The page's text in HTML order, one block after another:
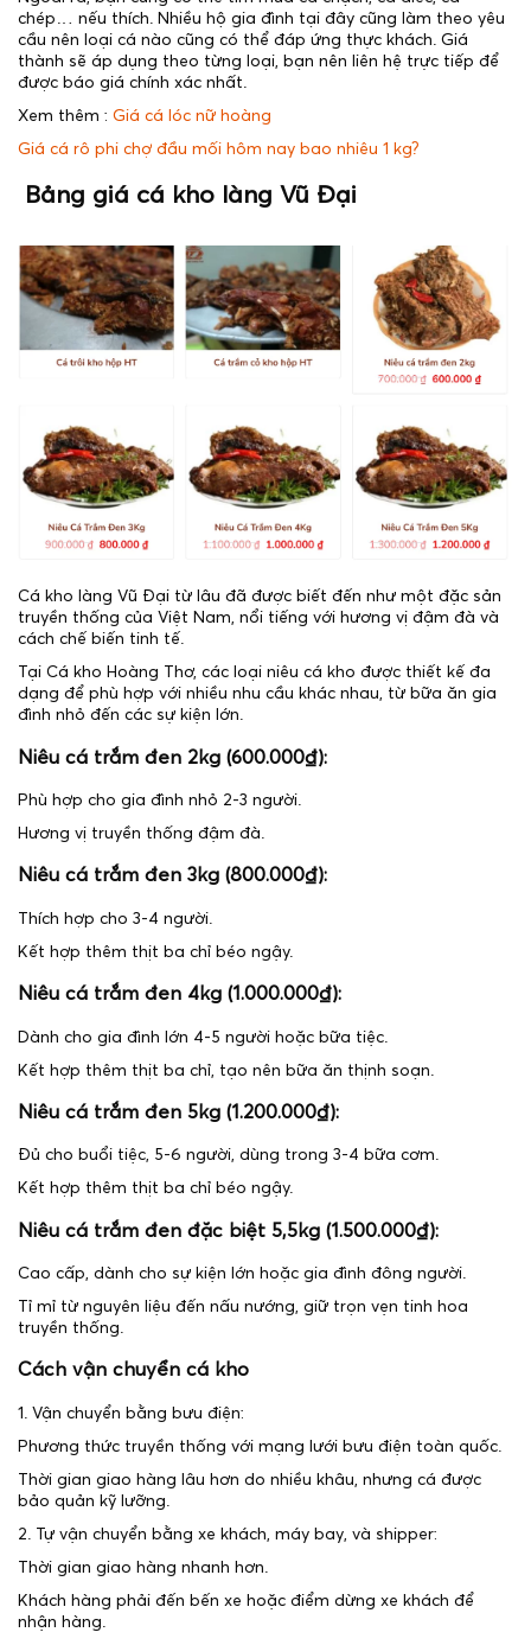
chép… nếu thích. Nhiều hộ gia đình tại đây cũng làm theo yêu
cầu nên loại cá nào cũng có thể đáp ứng thực khách. Giá
thành sẽ áp dụng theo từng loại, bạn nên liên hệ trực tiếp để
được báo giá chính xác nhất.
Xem thêm : Giá cá lóc nữ hoàng
Giá cá rô phi chợ đầu mối hôm nay bao nhiêu 1 kg?
Bảng giá cá kho làng Vũ Đại
Cá kho làng Vũ Đại từ lâu đã được biết đến như một đặc sản
truyền thống của Việt Nam, nổi tiếng với hương vị đậm đà và
cách chế biến tinh tế.
Tại Cá kho Hoàng Thơ, các loại niêu cá kho được thiết kế đa
dạng để phù hợp với nhiều nhu cầu khác nhau, từ bữa ăn gia
đình nhỏ đến các sự kiện lớn.
Niêu cá trắm đen 2kg (600.000₫):
Phù hợp cho gia đình nhỏ 2-3 người.
Hương vị truyền thống đậm đà.
Niêu cá trắm đen 3kg (800.000₫):
Thích hợp cho 3-4 người.
Kết hợp thêm thịt ba chỉ béo ngậy.
Niêu cá trắm đen 4kg (1.000.000₫):
Dành cho gia đình lớn 4-5 người hoặc bữa tiệc.
Kết hợp thêm thịt ba chỉ, tạo nên bữa ăn thịnh soạn.
Niêu cá trắm đen 5kg (1.200.000₫):
Đủ cho buổi tiệc, 5-6 người, dùng trong 3-4 bữa cơm.
Kết hợp thêm thịt ba chỉ béo ngậy.
Niêu cá trắm đen đặc biệt 5,5kg (1.500.000₫):
Cao cấp, dành cho sự kiện lớn hoặc gia đình đông người.
Tỉ mỉ từ nguyên liệu đến nấu nướng, giữ trọn vẹn tinh hoa
truyền thống.
Cách vận chuyển cá kho
1. Vận chuyển bằng bưu điện:
Phương thức truyền thống với mạng lưới bưu điện toàn quốc.
Thời gian giao hàng lâu hơn do nhiều khâu, nhưng cá được
bảo quản kỹ lưỡng.
2. Tự vận chuyển bằng xe khách, máy bay, và shipper:
Thời gian giao hàng nhanh hơn.
Khách hàng phải đến bến xe hoặc điểm dừng xe khách để
nhận hàng.